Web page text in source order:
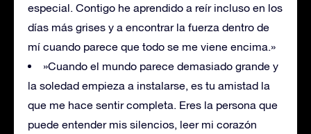
especial. Contigo he aprendido a reír incluso en los
días más grises y a encontrar la fuerza dentro de
mí cuando parece que todo se me viene encima.»
»Cuando el mundo parece demasiado grande y
la soledad empieza a instalarse, es tu amistad la
que me hace sentir completa. Eres la persona que
puede entender mis silencios, leer mi corazón